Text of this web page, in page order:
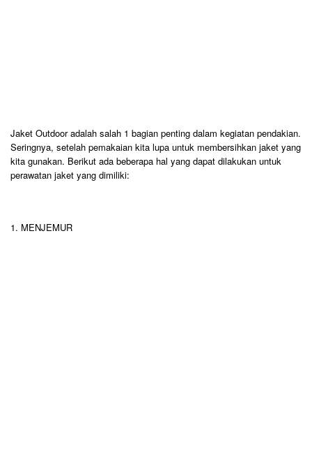
Jaket Outdoor adalah salah 1 bagian penting dalam kegiatan pendakian.
Seringnya, setelah pemakaian kita lupa untuk membersihkan jaket yang
kita gunakan. Berikut ada beberapa hal yang dapat dilakukan untuk
perawatan jaket yang dimiliki:
1. MENJEMUR